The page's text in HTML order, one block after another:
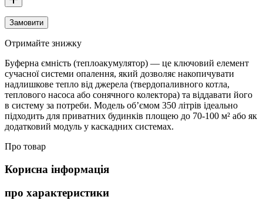
Замовити
Отримайте знижку
Буферна ємність (теплоакумулятор) — це ключовий елемент
сучасної системи опалення, який дозволяє накопичувати
надлишкове тепло від джерела (твердопаливного котла,
теплового насоса або сонячного колектора) та віддавати його
в систему за потреби. Модель об’ємом 350 літрів ідеально
підходить для приватних будинків площею до 70-100 м² або як
додатковий модуль у каскадних системах.
Про товар
Корисна інформація
про характеристики